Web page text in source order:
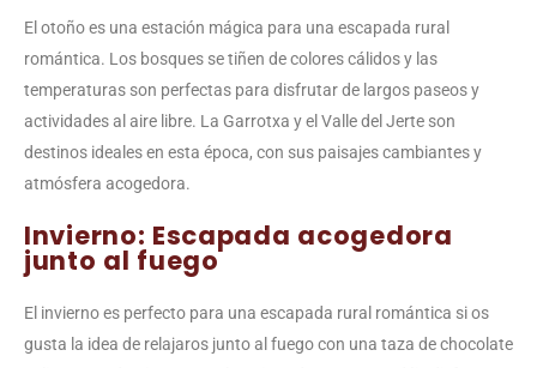
El otoño es una estación mágica para una escapada rural
romántica. Los bosques se tiñen de colores cálidos y las
temperaturas son perfectas para disfrutar de largos paseos y
actividades al aire libre. La Garrotxa y el Valle del Jerte son
destinos ideales en esta época, con sus paisajes cambiantes y
atmósfera acogedora.
Invierno: Escapada acogedora
junto al fuego
El invierno es perfecto para una escapada rural romántica si os
gusta la idea de relajaros junto al fuego con una taza de chocolate